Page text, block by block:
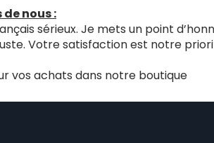
de nous :
sérieux. Je mets un point
Votre satisfaction est notre
vos achats dans notre boutique